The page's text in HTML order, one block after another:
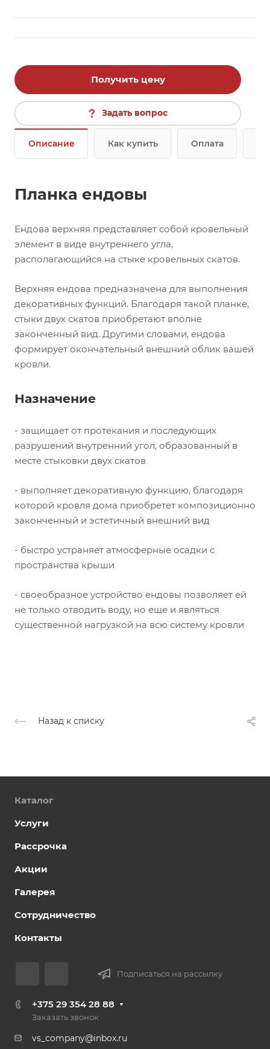
Получить цену
Задать вопрос
Описание Как купить Оплата
Планка ендовы
Ендова верхняя представляет собой кровельный
элемент в виде внутреннего угла,
располагающийся на стыке кровельных скатов.
Верхняя ендова предназначена для выполнения
декоративных функций. Благодаря такой планке,
стыки двух скатов приобретают вполне
законченный вид. Другими словами, ендова
формирует окончательный внешний облик вашей
кровли.
Назначение
- защищает от протекания и последующих
разрушений внутренний угол, образованный в
месте стыковки двух скатов
- выполняет декоративную функцию, благодаря
которой кровля дома приобретет композиционно
законченный и эстетичный внешний вид
- быстро устраняет атмосферные осадки с
пространства крыши
- своеобразное устройство ендовы позволяет ей
не только отводить воду, но еще и являться
существенной нагрузкой на всю систему кровли
Назад к списку
Каталог
Услуги
Рассрочка
Акции
Галерея
Сотрудничество
Контакты
Подписаться на рассылку
+375 29 354 28 88
Заказать звонок
vs_company@inbox.ru